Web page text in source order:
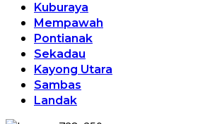
Kuburaya
Mempawah
Pontianak
Sekadau
Kayong Utara
Sambas
Landak